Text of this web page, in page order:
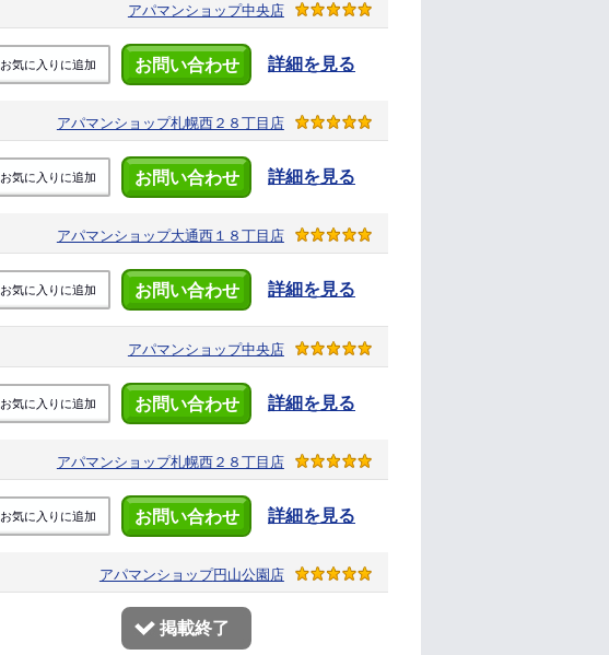
アパマンショップ中央店
お気に入りに追加 お問い合わせ 詳細を見る
アパマンショップ札幌西２８丁目店
お気に入りに追加 お問い合わせ 詳細を見る
アパマンショップ大通西１８丁目店
お気に入りに追加 お問い合わせ 詳細を見る
アパマンショップ中央店
お気に入りに追加 お問い合わせ 詳細を見る
アパマンショップ札幌西２８丁目店
お気に入りに追加 お問い合わせ 詳細を見る
アパマンショップ円山公園店
掲載終了